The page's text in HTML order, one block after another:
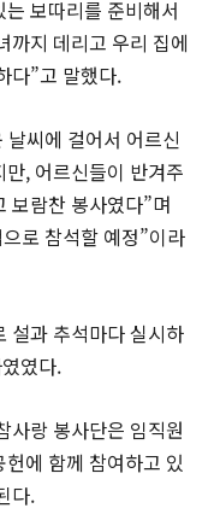
보따리를 준비해서
까지 데리고 우리 집에
다”고 말했다.
씨에 걸어서 어르신
, 어르신들이 반겨주
보람찬 봉사였다”며
로 참석할 예정”이라
설과 추석마다 실시하
였다.
사랑 봉사단은 임직원
에 함께 참여하고 있
다.